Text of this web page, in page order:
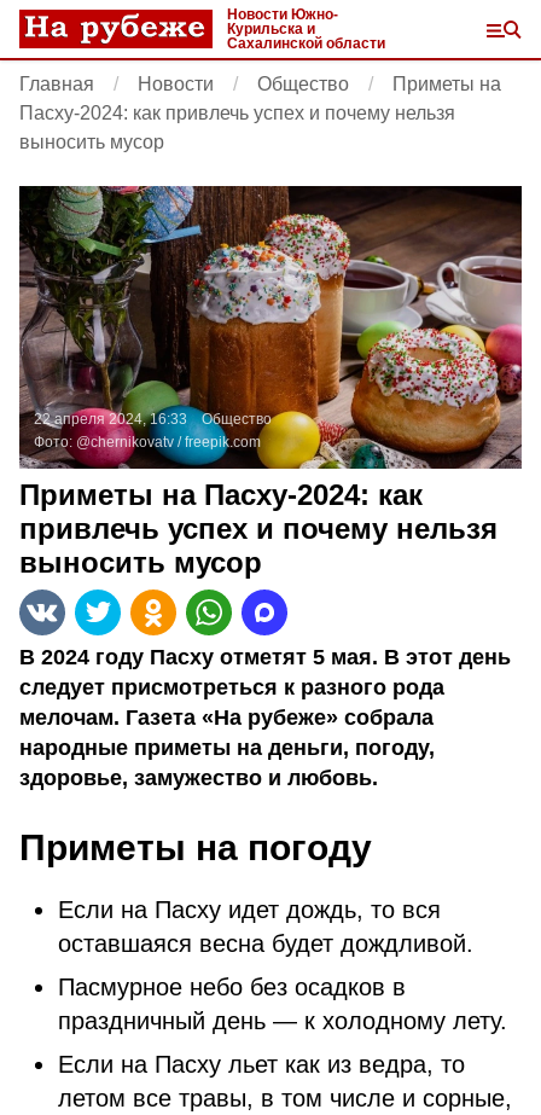
Новости Южно-
Курильска и
Сахалинской области
Главная Новости Общество
Приметы на
Пасху-2024: как привлечь успех и почему нельзя
выносить мусор
22 апреля 2024, 16:33
Общество
Фото: @chernikovatv /freepik.com
Приметы на Пасху-2024: как
привлечь успех и почему нельзя
выносить мусор
В 2024 году Пасху отметят 5 мая. В этот день
следует присмотреться к разного рода
мелочам. Газета «На рубеже» собрала
народные приметы на деньги, погоду,
здоровье, замужество и любовь.
Приметы на погоду
Если на Пасху идет дождь, то вся
оставшаяся весна будет дождливой.
Пасмурное небо без осадков в
праздничный день — к холодному лету.
Если на Пасху льет как из ведра, то
летом все травы, в том числе и сорные,